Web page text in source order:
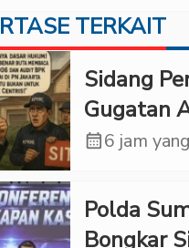
TERKAIT
Sidang
Gugatan
KPKNL
PUPN
calendar_month6 jam
Polda
Bongkar